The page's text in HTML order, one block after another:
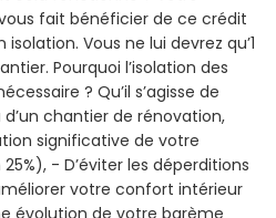
fait bénéficier de ce crédit
Vous ne lui devrez qu’1
Pourquoi l’isolation des
? Qu’il s’agisse de
chantier de rénovation,
significative de votre
- D’éviter les déperditions
votre confort intérieur
évolution de votre barème